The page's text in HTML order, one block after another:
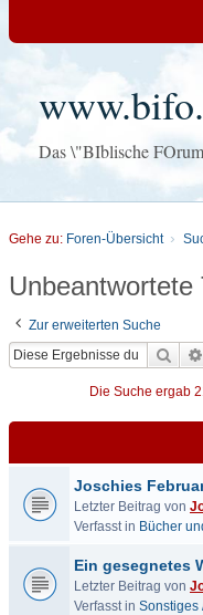
Das \"BIblische
Gehe zu: Foren-Übersicht
Unbeantwortete
Zur erweiterten Suche
Suche
Die Suche ergab
Joschies
Letzter Beitrag von
Verfasst in Bücher
Ein gesegnetes
Letzter Beitrag von
Verfasst in Sonstiges